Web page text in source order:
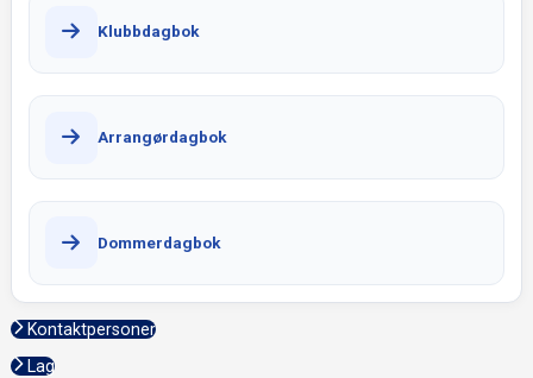
Klubbdagbok
Arrangørdagbok
Dommerdagbok
Kontaktpersoner
Lag